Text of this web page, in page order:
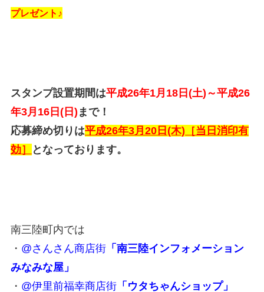
プレゼント♪
スタンプ設置期間は平成26年1月18日(土)～平成26
年3月16日(日) まで！
応募締め切りは平成26年3月20日(木)［当日消印有
効］
となっております。
南三陸町内では
・ @さんさん商店街「南三陸インフォメーション
みなみな屋」
・ @伊里前福幸商店街「ウタちゃんショップ」